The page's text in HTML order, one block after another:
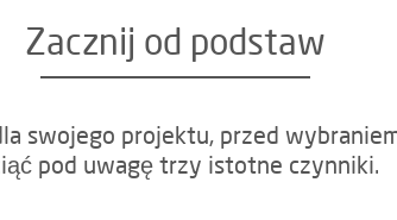
Zacznij od podstaw
projektu, przed
pod uwagę trzy istotne czynniki.